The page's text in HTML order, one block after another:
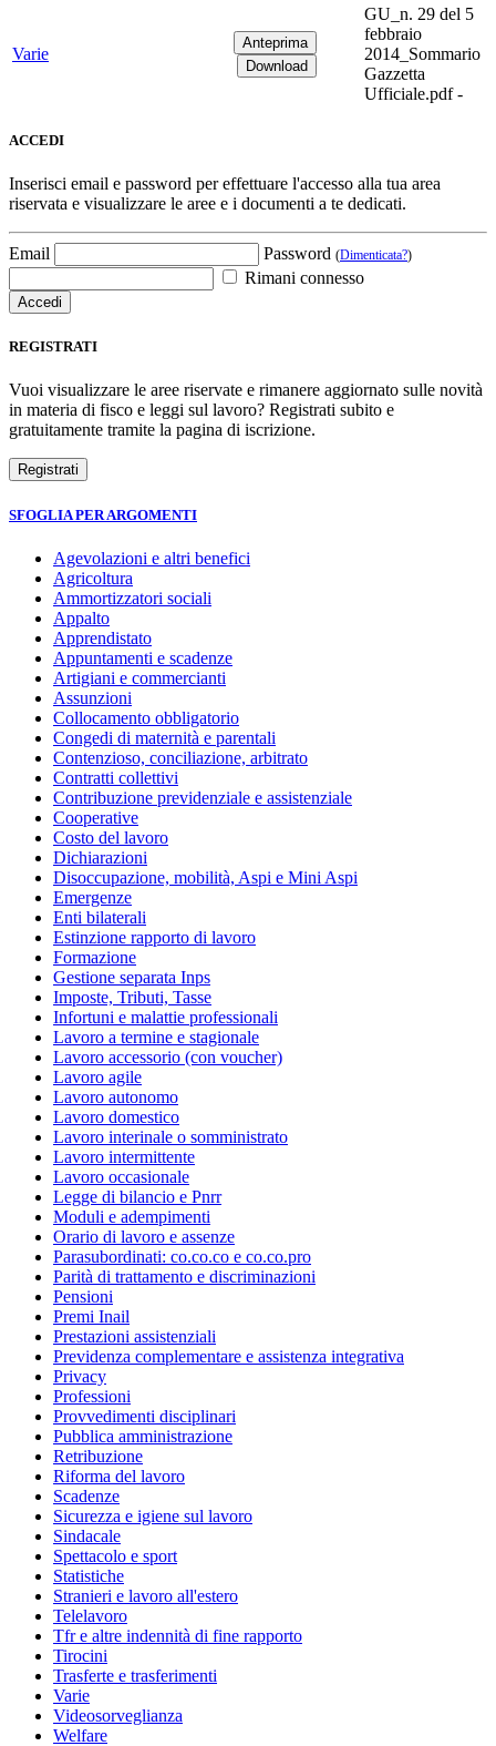
Varie
GU_n. 29 del 5
febbraio
2014_Sommario
Gazzetta
Ufficiale.pdf -
ACCEDI
Inserisci email e password per effettuare l'accesso alla tua area
riservata e visualizzare le aree e i documenti a te dedicati.
Email Password (Dimenticata?)
Rimani connesso
REGISTRATI
Vuoi visualizzare le aree riservate e rimanere aggiornato sulle novità
in materia di fisco e leggi sul lavoro? Registrati subito e
gratuitamente tramite la pagina di iscrizione.
SFOGLIA PER ARGOMENTI
Agevolazioni e altri benefici
Agricoltura
Ammortizzatori sociali
Appalto
Apprendistato
Appuntamenti e scadenze
Artigiani e commercianti
Assunzioni
Collocamento obbligatorio
Congedi di maternità e parentali
Contenzioso, conciliazione, arbitrato
Contratti collettivi
Contribuzione previdenziale e assistenziale
Cooperative
Costo del lavoro
Dichiarazioni
Disoccupazione, mobilità, Aspi e Mini Aspi
Emergenze
Enti bilaterali
Estinzione rapporto di lavoro
Formazione
Gestione separata Inps
Imposte, Tributi, Tasse
Infortuni e malattie professionali
Lavoro a termine e stagionale
Lavoro accessorio (con voucher)
Lavoro agile
Lavoro autonomo
Lavoro domestico
Lavoro interinale o somministrato
Lavoro intermittente
Lavoro occasionale
Legge di bilancio e Pnrr
Moduli e adempimenti
Orario di lavoro e assenze
Parasubordinati: co.co.co e co.co.pro
Parità di trattamento e discriminazioni
Pensioni
Premi Inail
Prestazioni assistenziali
Previdenza complementare e assistenza integrativa
Privacy
Professioni
Provvedimenti disciplinari
Pubblica amministrazione
Retribuzione
Riforma del lavoro
Scadenze
Sicurezza e igiene sul lavoro
Sindacale
Spettacolo e sport
Statistiche
Stranieri e lavoro all'estero
Telelavoro
Tfr e altre indennità di fine rapporto
Tirocini
Trasferte e trasferimenti
Varie
Videosorveglianza
Welfare